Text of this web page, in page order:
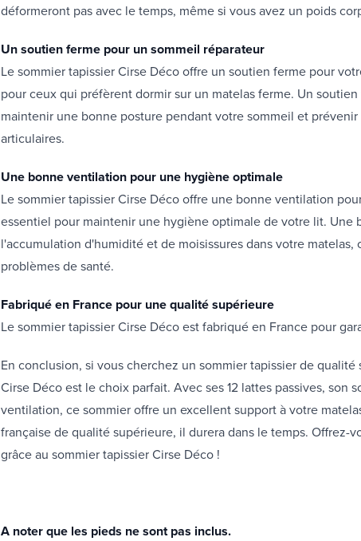
déformeront pas avec le temps, même si vous avez un poids
Un soutien ferme pour un sommeil réparateur
Le sommier tapissier Cirse Déco offre un soutien ferme pour
pour ceux qui préfèrent dormir sur un matelas ferme. Un
maintenir une bonne posture pendant votre sommeil et
articulaires.
Une bonne ventilation pour une hygiène optimale
Le sommier tapissier Cirse Déco offre une bonne ventilation
essentiel pour maintenir une hygiène optimale de votre lit. Une
l'accumulation d'humidité et de moisissures dans votre
problèmes de santé.
Fabriqué en France pour une qualité supérieure
Le sommier tapissier Cirse Déco est fabriqué en France pour
En conclusion, si vous cherchez un sommier tapissier de
Cirse Déco est le choix parfait. Avec ses 12 lattes passives, son
ventilation, ce sommier offre un excellent support à votre
française de qualité supérieure, il durera dans le temps. Offrez-
grâce au sommier tapissier Cirse Déco !
A noter que les pieds ne sont pas inclus.